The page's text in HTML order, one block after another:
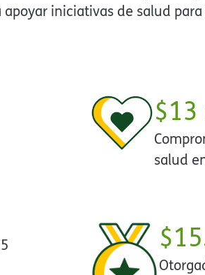
iniciativas de salud
salud